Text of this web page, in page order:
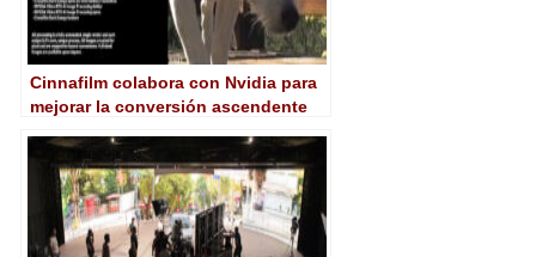
Cinnafilm colabora con Nvidia para
mejorar la conversión ascendente